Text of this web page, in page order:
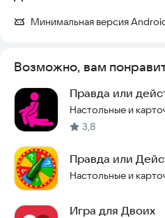
Режимы от легких до
Постоянные обновления с
испытаниями.
Скачайте лучшую игру «Правда
сейчас. Готовы принять вызов?
Минимальная версия
Возможно, вам
Правда или
Настольные и
3,8
Правда или
Настольные и
Игра для Двоих